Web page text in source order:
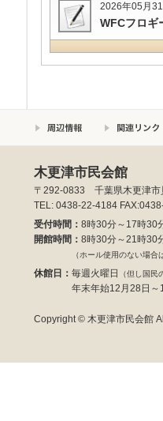
2026年05月31
WFCフロギ
木更津市民会館
〒292-0833 千葉県木更津市
TEL: 0438-22-4184
受付時間： 8時30分～17時30
開館時間： 8時30分～21時30
（ホール使用のない場合
休館日： 毎週火曜日 （但し国民
年末年始12月28日～1
Copyright © 木更津市民会館